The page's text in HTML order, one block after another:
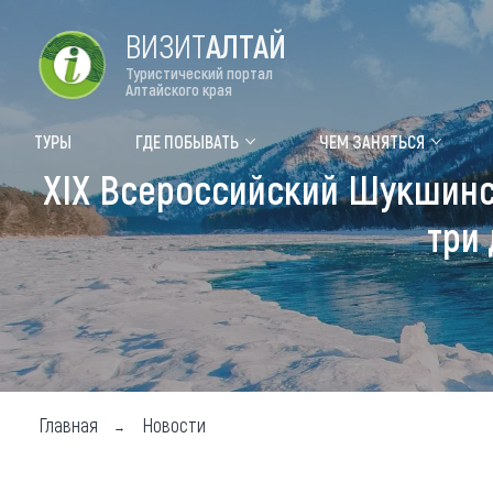
Форум VISIT ALTAI
Туры Где
Топ
ВИЗИТАЛТАЙ
Туристический портал
Алтайского края
ТУРЫ ГДЕ ПОБЫВАТЬ ЧЕМ ЗАНЯТЬСЯ
XIX Всероссийский
три
Главная Новости